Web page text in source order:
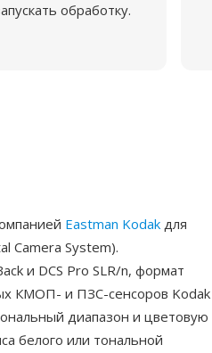
обработку.
Eastman Kodak для
Camera System).
и DCS Pro SLR/n, формат
КМОП- и ПЗС-сенсоров Kodak
диапазон и цветовую
белого или тональной